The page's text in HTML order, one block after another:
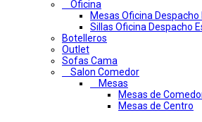
Oficina
Mesas Oficina Despacho
Sillas Oficina Despacho
Botelleros
Outlet
Sofas Cama
Salon Comedor
Mesas
Mesas de
Mesas de Centro